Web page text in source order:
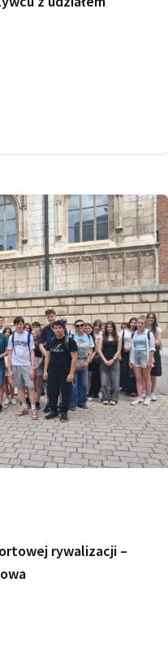
rywalizacji –